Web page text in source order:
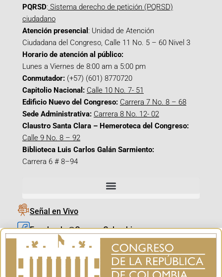
PQRSD: Sistema derecho de petición (PQRSD)
ciudadano
Atención presencial : Unidad de Atención
Ciudadana del Congreso, Calle 11 No. 5 – 60 Nivel 3
Horario de atención al público:
Lunes a Viernes de 8:00 am a 5:00 pm
Conmutador: (+57) (601) 8770720
Capitolio Nacional: Calle 10 No. 7- 51
Edificio Nuevo del Congreso: Carrera 7 No. 8 – 68
Sede Administrativa: Carrera 8 No. 12- 02
Claustro Santa Clara – Hemeroteca del Congreso:
Calle 9 No. 8 – 92
Biblioteca Luis Carlos Galán Sarmiento:
Carrera 6 # 8–94
Señal en Vivo
Facebook_@CamaraColombia
Instagram_@CamaraColombia
X_@CamaraColombia